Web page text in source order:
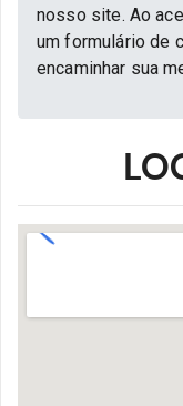
nosso site. Ao
um formulário de
encaminhar sua